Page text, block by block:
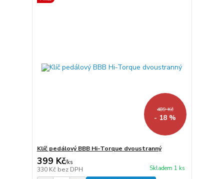
489 Kč
- 18 %
Klíč pedálový BBB Hi-Torque dvoustranný
399 Kč/ks
330 Kč bez DPH Skladem 1 ks